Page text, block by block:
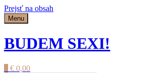
Prejsť na obsah
Menu
BUDEM SEXI!
€ 0,00